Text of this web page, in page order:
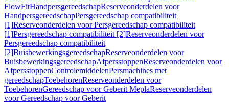
FlowFitHandpersgereedschapReserveonderdelen voor
HandpersgereedschapPersgereedschap compatibiliteit
[1]Reserveonderdelen voor Persgereedschap compatibiliteit
[1]Persgereedschap compatibiliteit [2]Reserveonderdelen voor
Persgereedschap compatibiliteit
[2]BuisbewerkingsgereedschapReserveonderdelen voor
BuisbewerkingsgereedschapAfpersstoppenReserveonderdelen voor
AfpersstoppenControlemiddelenPersmachines met
gereedschapToebehorenReserveonderdelen voor
ToebehorenGereedschap voor Geberit MeplaReserveonderdelen
voor Gereedschap voor Geberit